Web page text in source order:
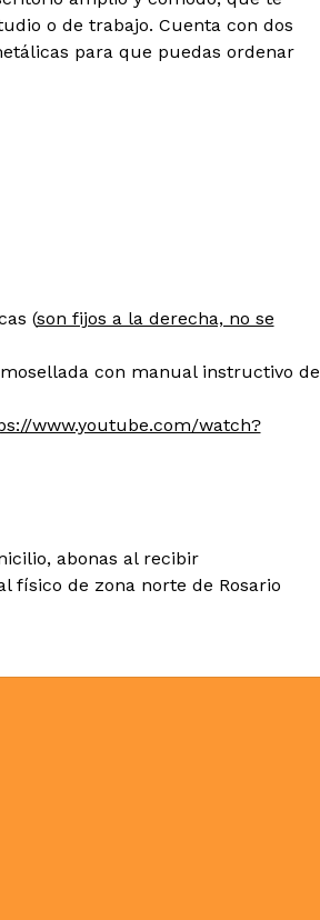
o de trabajo. Cuenta con dos
para que puedas ordenar
(son fijos a la derecha, no se
con manual instructivo de
www.youtube.com/watch?
abonas al recibir
físico de zona norte de Rosario